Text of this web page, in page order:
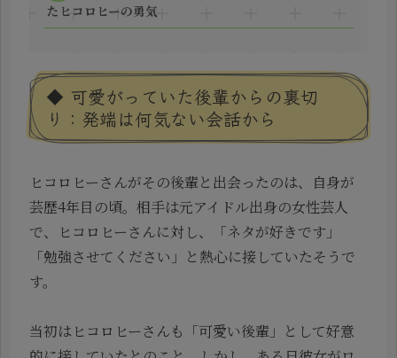
たヒコロヒーの勇気
◆ 可愛がっていた後輩からの裏切
り：発端は何気ない会話から
ヒコロヒーさんがその後輩と出会ったのは、自身が
芸歴4年目の頃。相手は元アイドル出身の女性芸人
で、ヒコロヒーさんに対し、「ネタが好きです」
「勉強させてください」と熱心に接していたそうで
す。
当初はヒコロヒーさんも「可愛い後輩」として好意